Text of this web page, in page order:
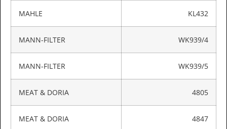
MAHLE KL432
MANN-FILTER WK939/4
MANN-FILTER WK939/5
MEAT & DORIA 4805
MEAT & DORIA 4847